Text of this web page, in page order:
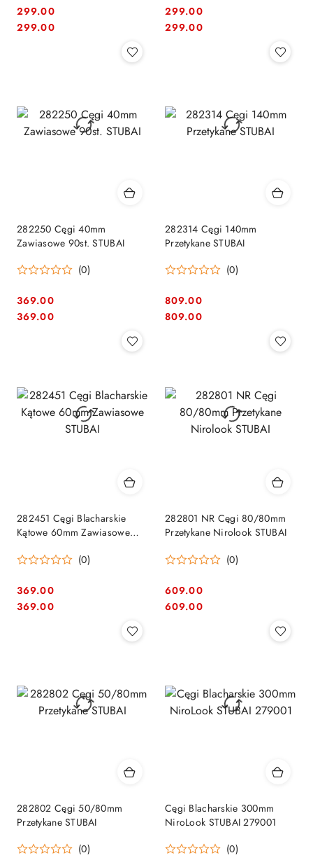
Cena:
299.00
Cena:
299.00 Cena:
299.00
Cena:
299.00
282250 Cęgi 40mm
Zawiasowe 90st. STUBAI
(0)
Cena:
369.00
Cena:
369.00
282314 Cęgi 140mm
Przetykane STUBAI
(0)
Cena:
809.00
Cena:
809.00
282451 Cęgi Blacharskie
Kątowe 60mm Zawiasowe
(0)
Cena:
369.00
Cena:
369.00
282801 NR Cęgi 80/80mm
Przetykane Nirolook STUBAI
(0)
Cena:
609.00
Cena:
609.00
282802 Cęgi 50/80mm
Przetykane STUBAI
(0)
Cęgi Blacharskie 300mm
NiroLook STUBAI 279001
(0)